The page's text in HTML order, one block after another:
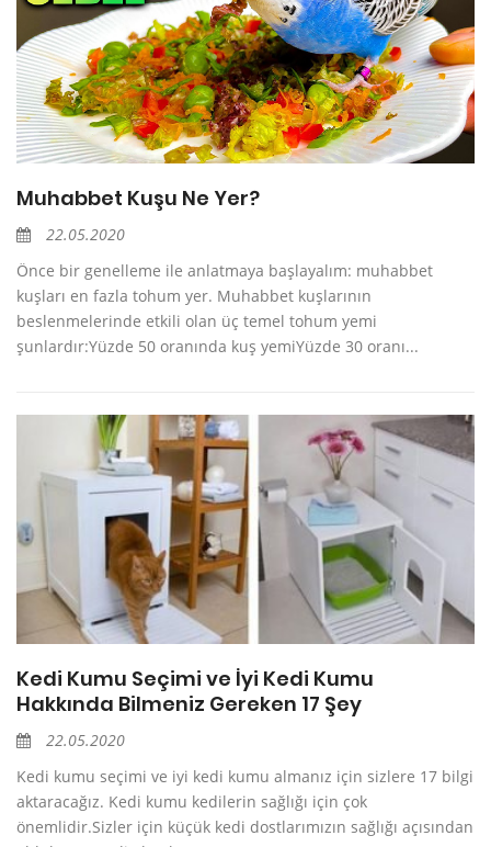
Muhabbet Kuşu Ne Yer?
22.05.2020
Önce bir genelleme ile anlatmaya başlayalım: muhabbet
kuşları en fazla tohum yer. Muhabbet kuşlarının
beslenmelerinde etkili olan üç temel tohum yemi
şunlardır:Yüzde 50 oranında kuş yemiYüzde 30 oranı...
Kedi Kumu Seçimi ve İyi Kedi Kumu
Hakkında Bilmeniz Gereken 17 Şey
22.05.2020
Kedi kumu seçimi ve iyi kedi kumu almanız için sizlere 17 bilgi
aktaracağız. Kedi kumu kedilerin sağlığı için çok
önemlidir.Sizler için küçük kedi dostlarımızın sağlığı açısından